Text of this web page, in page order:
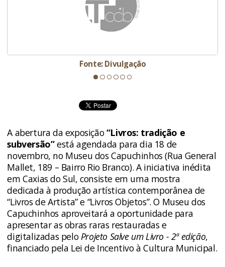
Fonte: Divulgação
A abertura da exposição“Livros: tradição e
subversão”está agendada para dia 18 de
novembro, no Museu dos Capuchinhos (Rua General
Mallet, 189 – Bairro Rio Branco). A iniciativa inédita
em Caxias do Sul, consiste em uma mostra
dedicada à produção artística contemporânea de
“Livros de Artista” e “Livros Objetos”. O Museu dos
Capuchinhos aproveitará a oportunidade para
apresentar as obras raras restauradas e
digitalizadas peloProjeto Salve um Livro - 2ª edição,
financiado pela Lei de Incentivo à Cultura Municipal.